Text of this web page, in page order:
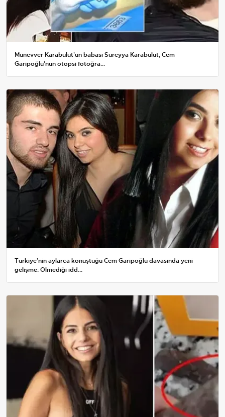
Münevver Karabulut'un babası Süreyya Karabulut, Cem
Garipoğlu'nun otopsi fotoğra...
Türkiye’nin aylarca konuştuğu Cem Garipoğlu davasında yeni
gelişme: Ölmediği idd...